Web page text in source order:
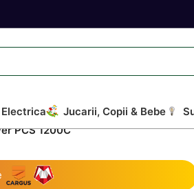
Jucarii, Copii & Bebe
PCS 1200C